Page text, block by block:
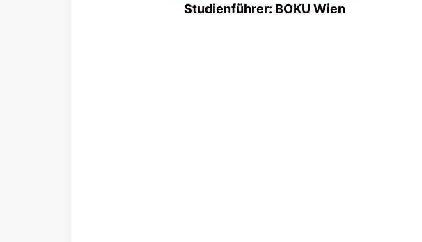
Studienführer: BOKU Wien